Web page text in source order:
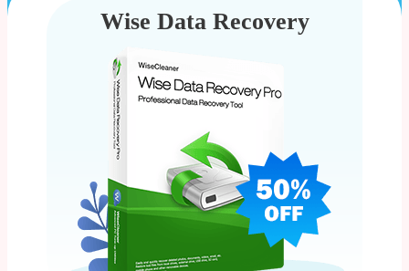
Wise Data Recovery